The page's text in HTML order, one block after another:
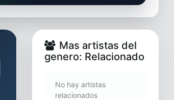
Mas artistas del
genero: Relacionado
No hay artistas
relacionados